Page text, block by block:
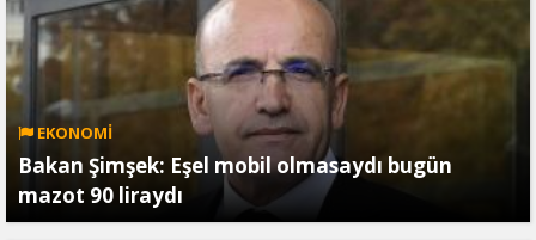
EKONOMİ
Bakan Şimşek: Eşel mobil olmasaydı bugün
mazot 90 liraydı